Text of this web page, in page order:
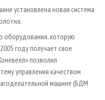
ПЛИТ
установлена новая система
оборудования, которую
году получает свое
позволил
управления качеством
машине (БДМ